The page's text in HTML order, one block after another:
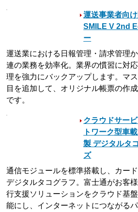
運送事業者向
SMILE V 2nd
ー
運送業における日報管理・請求管理
連の業務を効率化。業界の慣習に対
理を強力にバックアップします。マ
目を追加して、オリジナル帳票の作
です。
クラウドサー
トワーク型車
製 デジタルタ
ズ
通信モジュールを標準搭載し、カー
デジタルタコグラフ。富士通がお客
行支援ソリューションをクラウド基
能にし、インターネットにつながる